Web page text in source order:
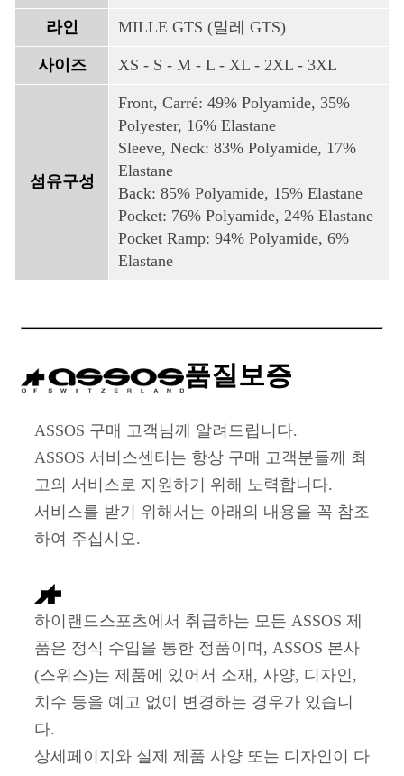
라인 MILLE GTS (밀레 GTS)
사이즈 XS - S - M - L - XL - 2XL - 3XL
섬유구성
Front, Carré: 49% Polyamide, 35%
Polyester, 16% Elastane
Sleeve, Neck: 83% Polyamide, 17%
Elastane
Back: 85% Polyamide, 15% Elastane
Pocket: 76% Polyamide, 24% Elastane
Pocket Ramp: 94% Polyamide, 6%
Elastane